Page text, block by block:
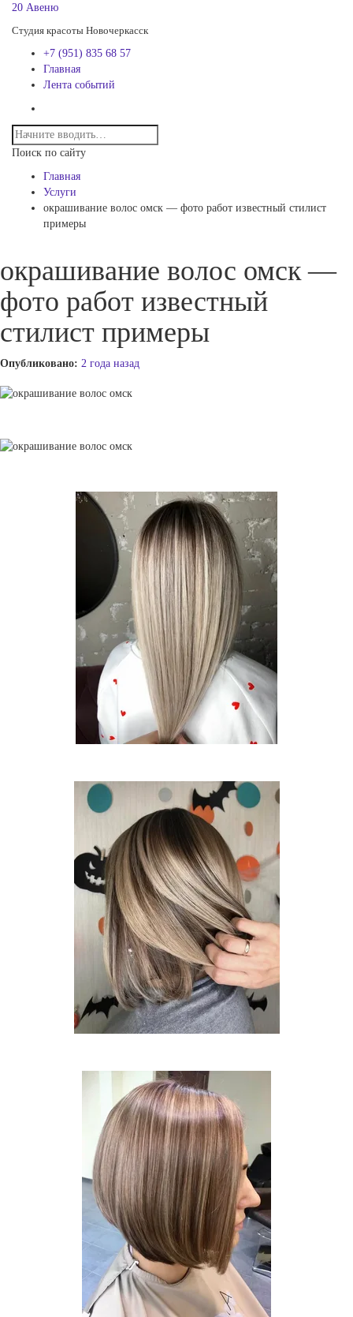
20 Авеню
Студия красоты Новочеркасск
+7 (951) 835 68 57
Главная
Лента событий
Поиск по сайту
Главная
Услуги
окрашивание волос омск — фото работ известный стилист
примеры
окрашивание волос омск —
фото работ известный
стилист примеры
Опубликовано: 2 года назад